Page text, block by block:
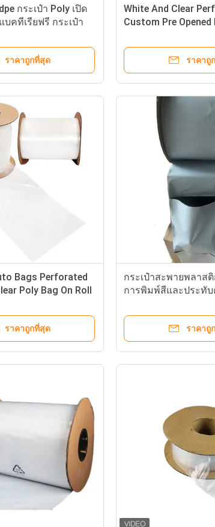
กระเป๋า Poly เปิด
คทีเรียฟรี กระเป๋า
ราคาถูกที่สุด
White And Clear
Custom Pre Opened
ราคาถู
Bags Perforated
Poly Bag On Roll
ราคาถูกที่สุด
กระเป๋าสะพายพลาส
การพิมพ์สีและประทั
ราคาถู